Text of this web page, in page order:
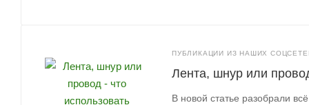
ПУБЛИКАЦИИ ИЗ НАШИХ
Лента, шнур или
В новой статье разобрали всё